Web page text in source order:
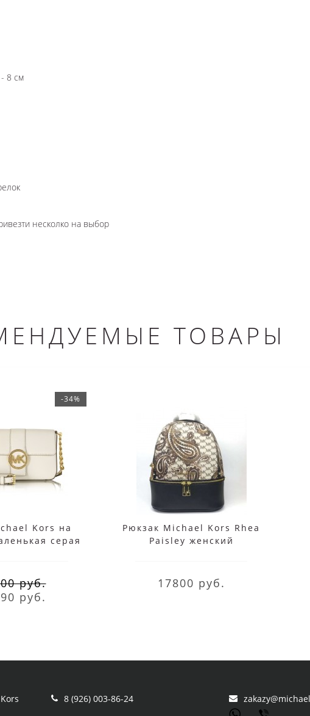
8 см
несколко на выбор
ТОВАРЫ
-34%
Kors на
серая
руб.
руб.
Рюкзак Michael Kors Rhea
Paisley женский
17800 руб.
8 (926) 003-86-24